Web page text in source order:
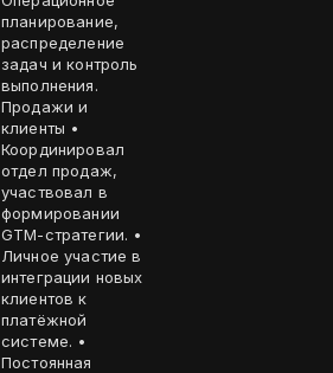
планирование,
распределение
задач и контроль
выполнения.
Продажи и
клиенты •
Координировал
отдел продаж,
участвовал в
формировании
GTM-стратегии. •
Личное участие в
интеграции новых
клиентов к
платёжной
системе. •
Постоянная